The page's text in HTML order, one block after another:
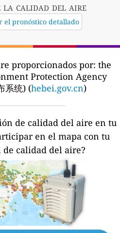
la calidad del aire
el pronóstico detallado
proporcionados por: the
Protection Agency
系统) (hebei.gov.cn)
de calidad del aire en tu
en el mapa con tu
calidad del aire?